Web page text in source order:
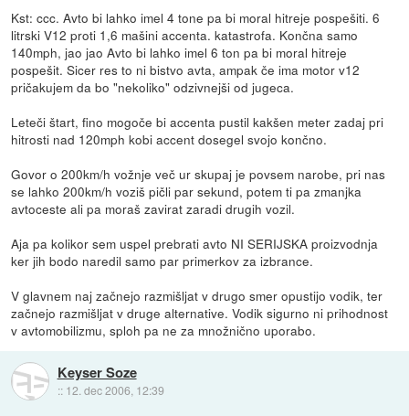
Kst: ccc. Avto bi lahko imel 4 tone pa bi moral hitreje pospešiti. 6
litrski V12 proti 1,6 mašini accenta. katastrofa. Končna samo
140mph, jao jao Avto bi lahko imel 6 ton pa bi moral hitreje
pospešit. Sicer res to ni bistvo avta, ampak če ima motor v12
pričakujem da bo "nekoliko" odzivnejši od jugeca.
Leteči štart, fino mogoče bi accenta pustil kakšen meter zadaj pri
hitrosti nad 120mph kobi accent dosegel svojo končno.
Govor o 200km/h vožnje več ur skupaj je povsem narobe, pri nas
se lahko 200km/h voziš pičli par sekund, potem ti pa zmanjka
avtoceste ali pa moraš zavirat zaradi drugih vozil.
Aja pa kolikor sem uspel prebrati avto NI SERIJSKA proizvodnja
ker jih bodo naredil samo par primerkov za izbrance.
V glavnem naj začnejo razmišljat v drugo smer opustijo vodik, ter
začnejo razmišljat v druge alternative. Vodik sigurno ni prihodnost
v avtomobilizmu, sploh pa ne za množnično uporabo.
Keyser Soze
:: 12. dec 2006, 12:39